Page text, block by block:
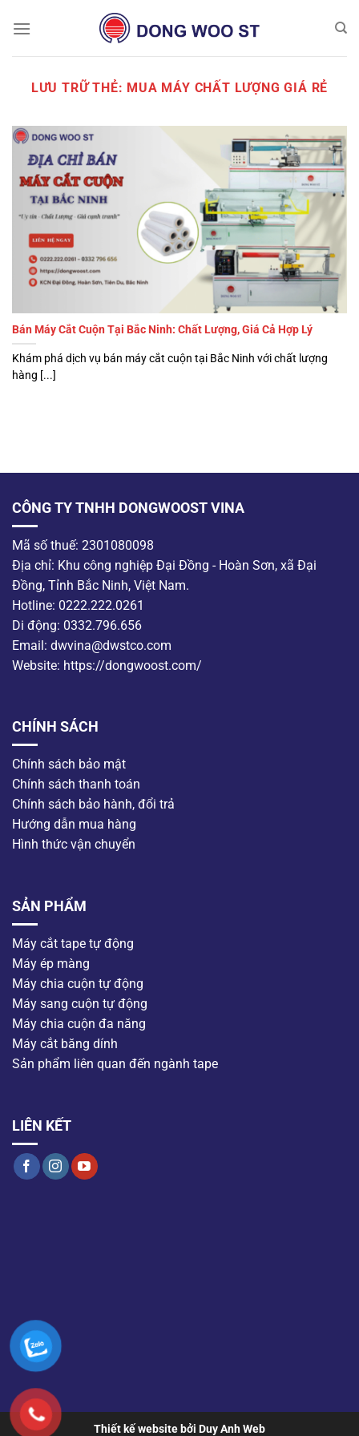
đến
LƯU TRỮ THẺ: MUA MÁY CHẤT LƯỢNG GIÁ RẺ
Bán Máy Cắt Cuộn Tại Bắc Ninh: Chất Lượng, Giá Cả Hợp Lý
Khám phá dịch vụ bán máy cắt cuộn tại Bắc Ninh với chất lượng
hàng [...]
CÔNG TY TNHH DONGWOOST VINA
Mã số thuế: 2301080098
Địa chỉ: Khu công nghiệp Đại Đồng - Hoàn Sơn, xã Đại
Đồng, Tỉnh Bắc Ninh, Việt Nam.
Hotline: 0222.222.0261
Di động: 0332.796.656
Email: dwvina@dwstco.com
Website: https://dongwoost.com/
CHÍNH SÁCH
Chính sách bảo mật
Chính sách thanh toán
Chính sách bảo hành, đổi trả
Hướng dẫn mua hàng
Hình thức vận chuyển
SẢN PHẨM
Máy cắt tape tự động
Máy ép màng
Máy chia cuộn tự động
Máy sang cuộn tự động
Máy chia cuộn đa năng
Máy cắt băng dính
Sản phẩm liên quan đến ngành tape
LIÊN KẾT
Thiết kế website bởi Duy Anh Web